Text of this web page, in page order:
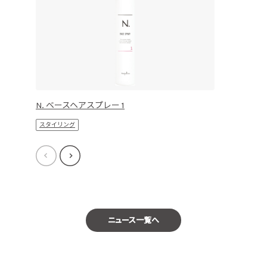
N. ベースヘアスプレー 1
スタイリング
ニュース一覧へ